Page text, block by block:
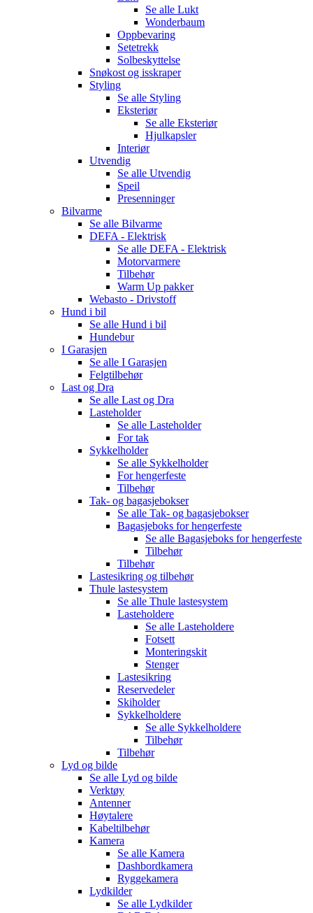
Se alle Lukt
Wonderbaum
Oppbevaring
Setetrekk
Solbeskyttelse
Snøkost og isskraper
Styling
Se alle Styling
Eksteriør
Se alle Eksteriør
Hjulkapsler
Interiør
Utvendig
Se alle Utvendig
Speil
Presenninger
Bilvarme
Se alle Bilvarme
DEFA - Elektrisk
Se alle DEFA - Elektrisk
Motorvarmere
Tilbehør
Warm Up pakker
Webasto - Drivstoff
Hund i bil
Se alle Hund i bil
Hundebur
I Garasjen
Se alle I Garasjen
Felgtilbehør
Last og Dra
Se alle Last og Dra
Lasteholder
Se alle Lasteholder
For tak
Sykkelholder
Se alle Sykkelholder
For hengerfeste
Tilbehør
Tak- og bagasjebokser
Se alle Tak- og bagasjebokser
Bagasjeboks for hengerfeste
Se alle Bagasjeboks for hengerfeste
Tilbehør
Tilbehør
Lastesikring og tilbehør
Thule lastesystem
Se alle Thule lastesystem
Lasteholdere
Se alle Lasteholdere
Fotsett
Monteringskit
Stenger
Lastesikring
Reservedeler
Skiholder
Sykkelholdere
Se alle Sykkelholdere
Tilbehør
Tilbehør
Lyd og bilde
Se alle Lyd og bilde
Verktøy
Antenner
Høytalere
Kabeltilbehør
Kamera
Se alle Kamera
Dashbordkamera
Ryggekamera
Lydkilder
Se alle Lydkilder